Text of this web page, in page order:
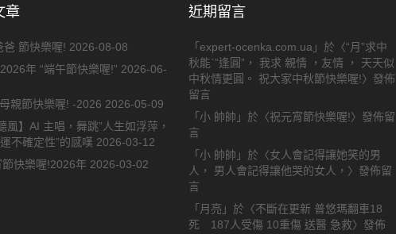
章
爸 節快樂喔! 2026-08-08
年 “端午節快樂喔!” 2026-06-
親節快樂喔! -2026 2026-05-09
風】AI 主唱，舞跳”人生如浮萍，
不確定性”的感嘆 2026-03-12
快樂喔!2026年 2026-03-02
近期留言
「expert-ocenka.com.ua 」於〈“月”求中
秋能`”逢圓”， 我求 親情 ，友情 ， 天天似
中秋情更圓。 祝大家中秋節快樂喔!〉發佈
留言
「 小 帥帥 」於〈祝元宵節快樂喔!〉發佈留
言
「 小 帥帥 」於〈女人會記得讓她笑的男
人， 男人會記得讓他哭的女人， 〉發佈留
言
「 月亮 」於〈不斷在更新 普悠瑪翻車18
死 187人受傷 10重傷 送醫 急救〉發佈